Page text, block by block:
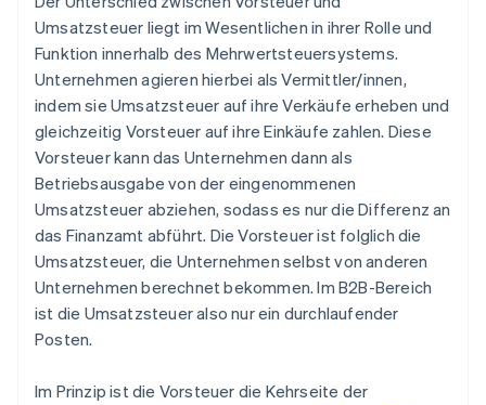
Umsatzsteuer liegt im Wesentlichen in ihrer Rolle und
Funktion innerhalb des Mehrwertsteuersystems.
Unternehmen agieren hierbei als Vermittler/innen,
indem sie Umsatzsteuer auf ihre Verkäufe erheben und
gleichzeitig Vorsteuer auf ihre Einkäufe zahlen. Diese
Vorsteuer kann das Unternehmen dann als
Betriebsausgabe von der eingenommenen
Umsatzsteuer abziehen, sodass es nur die Differenz an
das Finanzamt abführt. Die Vorsteuer ist folglich die
Umsatzsteuer, die Unternehmen selbst von anderen
Unternehmen berechnet bekommen. Im B2B-Bereich
ist die Umsatzsteuer also nur ein durchlaufender
Posten.
Im Prinzip ist die Vorsteuer die Kehrseite der